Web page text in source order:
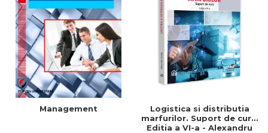
Management
Logistica si distributia
marfurilor. Suport de curs.
Editia a VI-a - Alexandru